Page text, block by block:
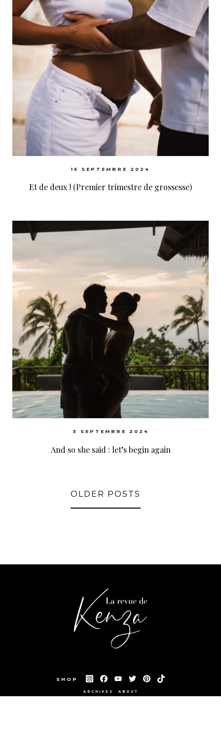
15 SEPTEMBRE 2024
Et de deux ! (Premier trimestre de grossesse)
3 SEPTEMBRE 2024
And so she said : let’s begin again
OLDER POSTS
SHOP
ARCHIVES ABOUT